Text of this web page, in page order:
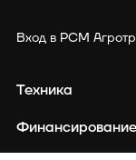
Вход в РСМ
Техника
Финансирование